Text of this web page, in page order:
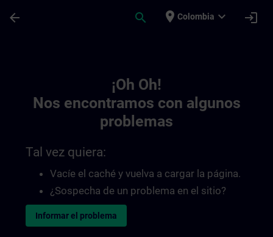
arrow_back search place Colombia expand_more login
¡Oh Oh!
Nos encontramos con algunos
problemas
Tal vez quiera:
Vacíe el caché y vuelva a cargar la página.
¿Sospecha de un problema en el sitio?
Informar el problema